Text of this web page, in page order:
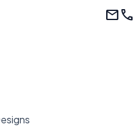
mail